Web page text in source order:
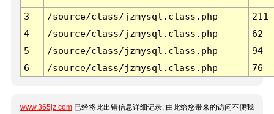
3 /source/class/jzmysql.class.php
211
4
/source/class/jzmysql.class.php
62
5
/source/class/jzmysql.class.php
94
6
/source/class/jzmysql.class.php 76
www.365jz.com 已经将此出错信息详细记录, 由此给您带来的访问不便我